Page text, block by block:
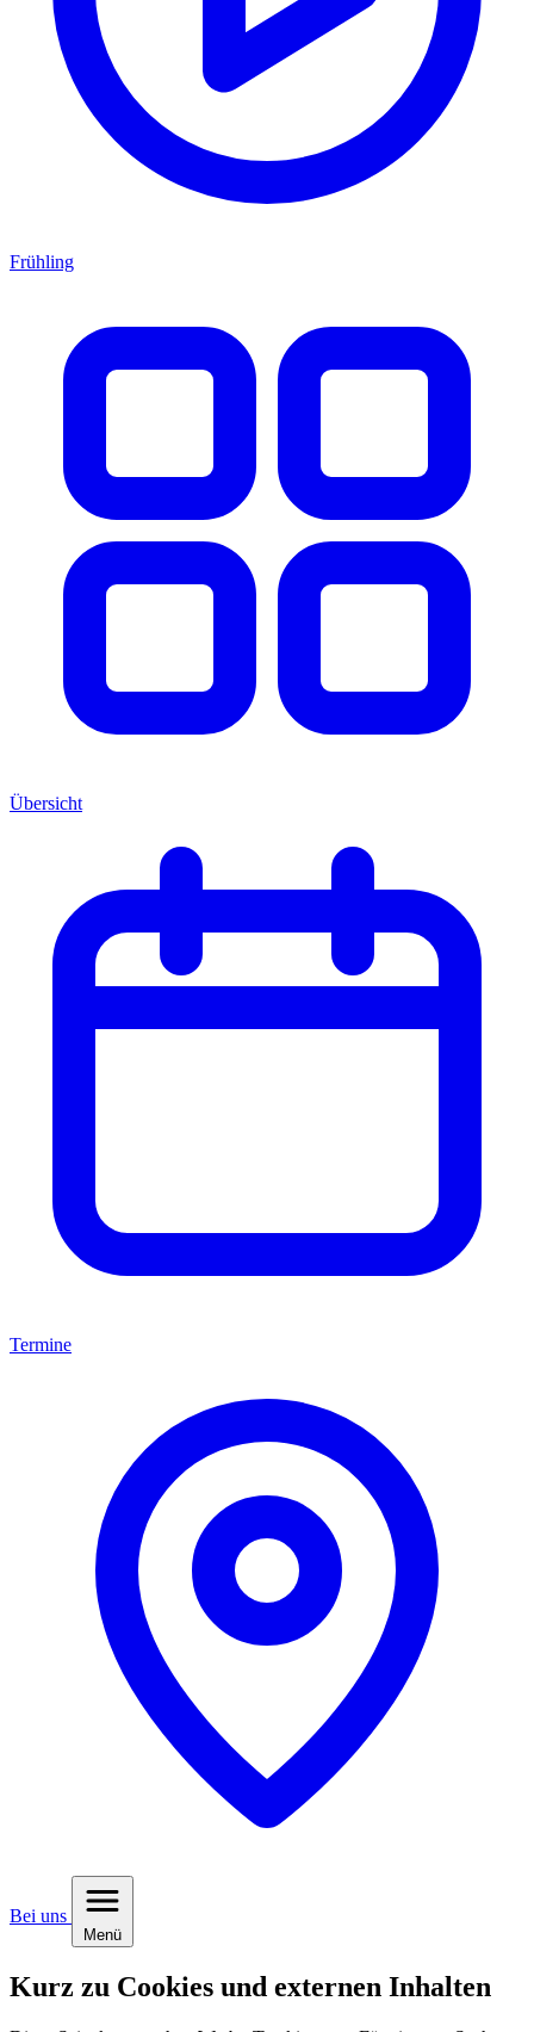
Frühling
Übersicht
Termine
Bei uns
Menü
Kurz zu Cookies und externen Inhalten